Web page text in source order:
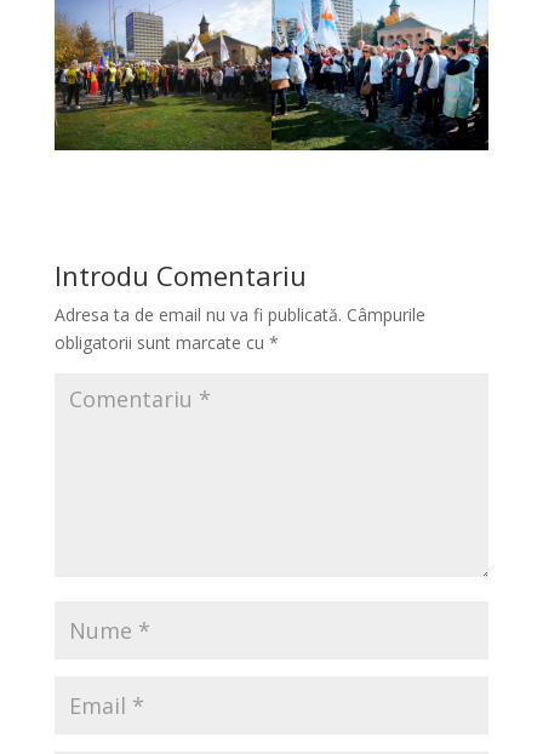
Introdu Comentariu
Adresa ta de email nu va fi publicată. Câmpurile
obligatorii sunt marcate cu *